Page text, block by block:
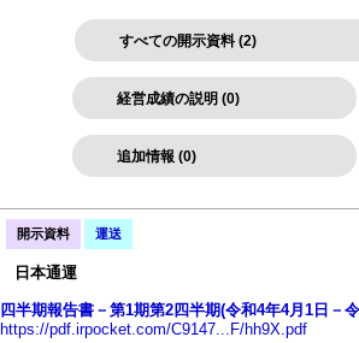
すべての開示資料 (2)
経営成績の説明 (0)
追加情報 (0)
開示資料 運送
日本通運
四半期報告書－第1期第2四半期(令和4年4月1日－
https://pdf.irpocket.com/C9147...F/hh9X.pdf